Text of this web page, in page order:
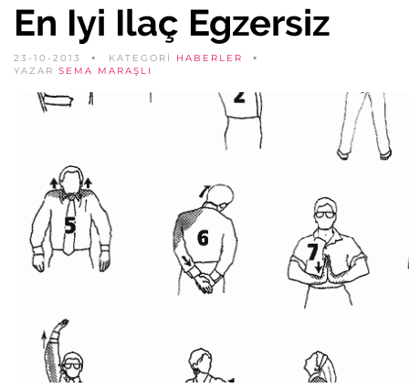
En Iyi Ilaç Egzersiz
23-10-2013 KATEGORİ HABERLER
YAZAR SEMA MARAŞLI